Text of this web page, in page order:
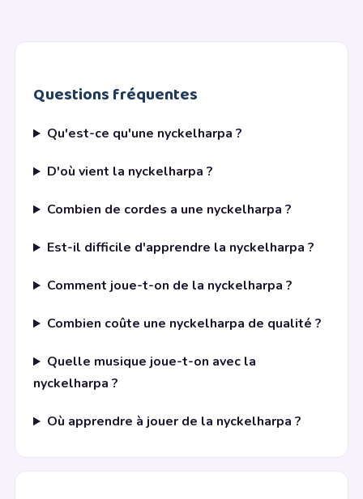
Questions fréquentes
Qu'est-ce qu'une nyckelharpa ?
D'où vient la nyckelharpa ?
Combien de cordes a une nyckelharpa ?
Est-il difficile d'apprendre la nyckelharpa ?
Comment joue-t-on de la nyckelharpa ?
Combien coûte une nyckelharpa de qualité ?
Quelle musique joue-t-on avec la
nyckelharpa ?
Où apprendre à jouer de la nyckelharpa ?